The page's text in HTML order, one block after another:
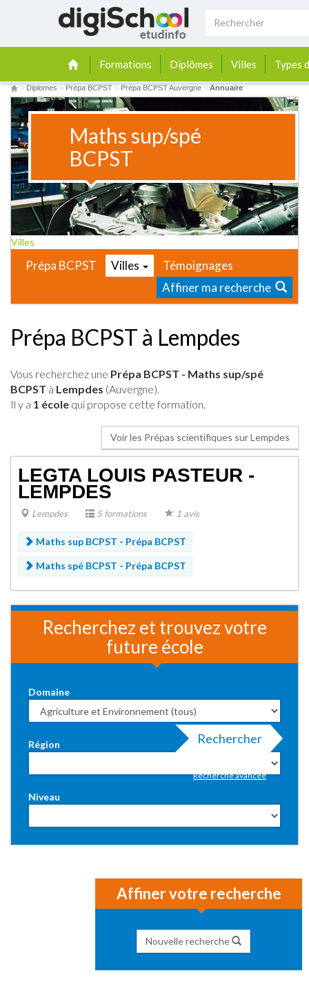
Formations Diplômes Villes Types
> Diplomes > Prépa BCPST > Prépa BCPST Auvergne > Annuaire
Maths sup/spé
BCPST
Villes
Prépa BCPST Villes
Témoignages
Affiner ma recherche
Prépa BCPST à Lempdes
Vous recherchez une Prépa BCPST - Maths sup/spé
BCPST à Lempdes (Auvergne).
Il y a 1 école qui propose cette formation.
Voir les Prépas scientifiques sur Lempdes
LEGTA LOUIS PASTEUR -
LEMPDES
Lempdes 5 formations 1 avis
Maths sup BCPST - Prépa BCPST
Maths spé BCPST - Prépa BCPST
Recherchez et trouvez votre
future école
Domaine
Région
Niveau
Rechercher
Recherche avancée
Affiner votre recherche
Nouvelle recherche